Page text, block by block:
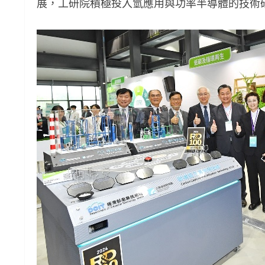
展，工研院積極投入氫應用與功率半導體的技術